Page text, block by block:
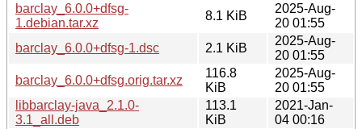
barclay_6.0.0+dfsg-
1.debian.tar.xz
8.1 KiB
2025-Aug-
20 01:55
barclay_6.0.0+dfsg-1.dsc
2.1 KiB
2025-Aug-
20 01:55
barclay_6.0.0+dfsg.orig.tar.xz
116.8
KiB
2025-Aug-
20 01:55
libbarclay-java_2.1.0-
3.1_all.deb
113.1
KiB
2021-Jan-
04 00:16